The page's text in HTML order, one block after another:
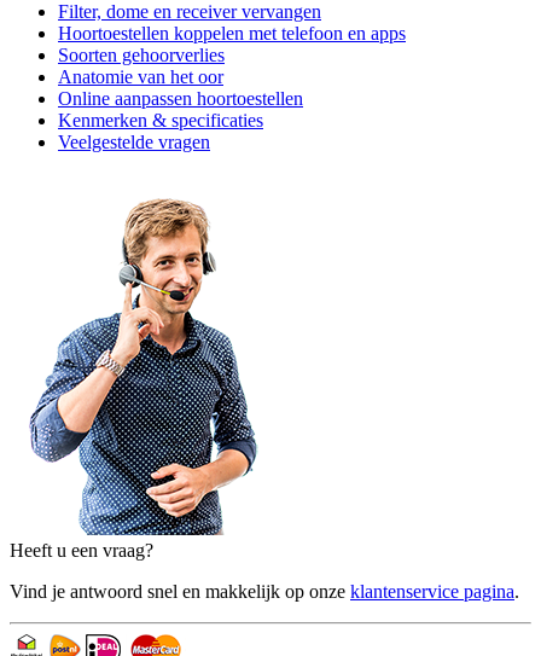
Filter, dome en receiver vervangen
Hoortoestellen koppelen met telefoon en apps
Soorten gehoorverlies
Anatomie van het oor
Online aanpassen hoortoestellen
Kenmerken & specificaties
Veelgestelde vragen
Heeft u een vraag?
Vind je antwoord snel en makkelijk op onze klantenservice pagina.